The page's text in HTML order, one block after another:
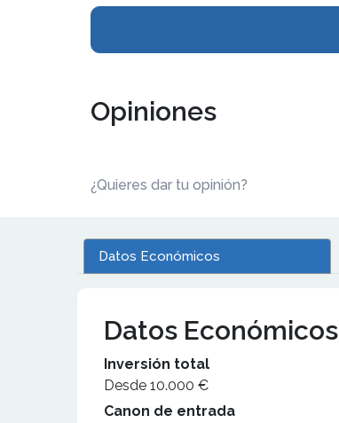
Opiniones
¿Quieres dar tu opinión?
Datos Económicos
Datos Económicos
Inversión total
Desde 10.000 €
Canon de entrada